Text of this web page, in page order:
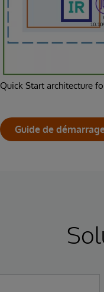
Quick Start architecture
Guide de